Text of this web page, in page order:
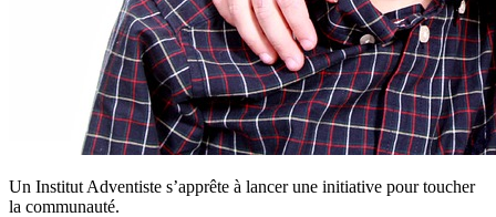
Un Institut Adventiste s’apprête à lancer une initiative pour toucher
la communauté.